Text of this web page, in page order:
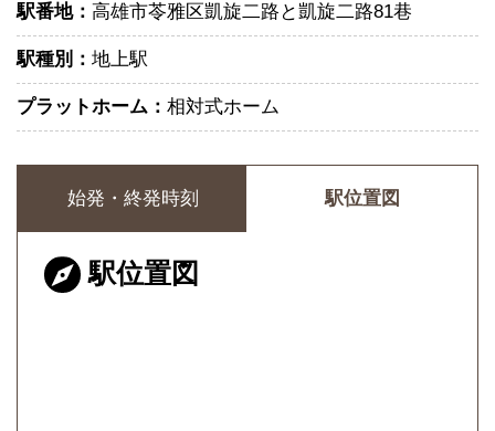
駅番地： 高雄市苓雅区凱旋二路と凱旋二路81巷
駅種別： 地上駅
プラットホーム： 相対式ホーム
始発・終発時刻 駅位置図
駅位置図